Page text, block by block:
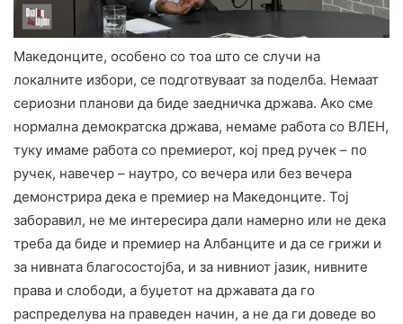
Македонците, особено со тоа што се случи на
локалните избори, се подготвуваат за поделба. Немаат
сериозни планови да биде заедничка држава. Ако сме
нормална демократска држава, немаме работа со ВЛЕН,
туку имаме работа со премиерот, кој пред ручек – по
ручек, навечер – наутро, со вечера или без вечера
демонстрира дека е премиер на Македонците. Тој
заборавил, не ме интересира дали намерно или не дека
треба да биде и премиер на Албанците и да се грижи и
за нивната благосостојба, и за нивниот јазик, нивните
права и слободи, а буџетот на државата да го
распределува на праведен начин, а не да ги доведе во